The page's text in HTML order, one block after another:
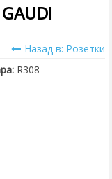
Назад в: Розетки
R308